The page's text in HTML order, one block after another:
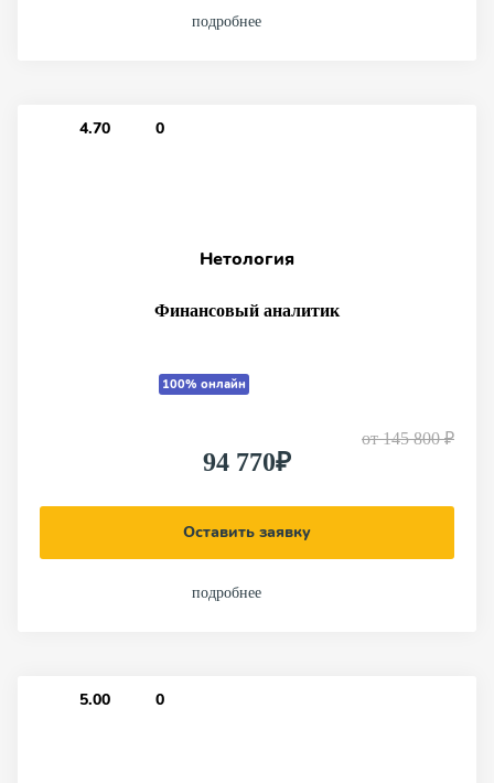
подробнее
4.70 0
Нетология
Финансовый аналитик
100% онлайн
от145 800 ₽
94 770₽
Оставить заявку
подробнее
5.00 0